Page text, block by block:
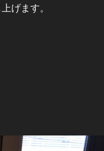
げます。